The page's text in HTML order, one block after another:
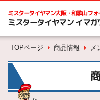
ミスタータイヤマン大阪・和歌山フォ
ミスタータイヤマン イマ
TOPページ 商品情報 メ